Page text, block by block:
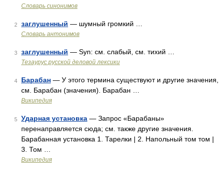
Словарь синонимов
2 заглушенный — шумный громкий …
Словарь антонимов
3 заглушенный — Syn: см. слабый, см. тихий …
Тезаурус русской деловой лексики
4 Барабан — У этого термина существуют и другие значения,
см. Барабан (значения). Барабан …
Википедия
5 Ударная установка — Запрос «Барабаны»
перенаправляется сюда; см. также другие значения.
Барабанная установка 1. Тарелки | 2. Напольный том том |
3. Том …
Википедия